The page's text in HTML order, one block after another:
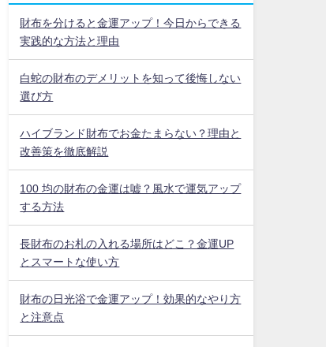
財布を分けると金運アップ！今日からできる
実践的な方法と理由
白蛇の財布のデメリットを知って後悔しない
選び方
ハイブランド財布でお金たまらない？理由と
改善策を徹底解説
100 均の財布の金運は嘘？風水で運気アップ
する方法
長財布のお札の入れる場所はどこ？金運UP
とスマートな使い方
財布の日光浴で金運アップ！効果的なやり方
と注意点